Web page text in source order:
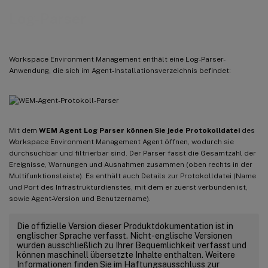
Workspace Environment Management enthält eine Log-Parser-
Anwendung, die sich im Agent-Installationsverzeichnis befindet:
Mit dem WEM Agent Log Parser können Sie jede Protokolldatei des
Workspace Environment Management Agent öffnen, wodurch sie
durchsuchbar und filtrierbar sind. Der Parser fasst die Gesamtzahl der
Ereignisse, Warnungen und Ausnahmen zusammen (oben rechts in der
Multifunktionsleiste). Es enthält auch Details zur Protokolldatei (Name
und Port des Infrastrukturdienstes, mit dem er zuerst verbunden ist,
sowie Agent-Version und Benutzername).
Die offizielle Version dieser Produktdokumentation ist in
englischer Sprache verfasst. Nicht-englische Versionen
wurden ausschließlich zu Ihrer Bequemlichkeit verfasst und
können maschinell übersetzte Inhalte enthalten. Weitere
Informationen finden Sie im Haftungsausschluss zur